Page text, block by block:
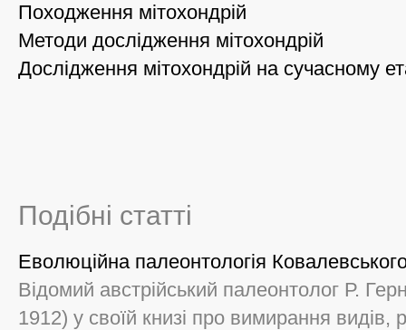
Походження мітохондрій
Методи дослідження мітохондрій
Дослідження мітохондрій на сучасному
Подібні статті
Еволюційна палеонтологія
Відомий австрійський палеонтолог Р.
1912) у своїй книзі про вимирання видів,